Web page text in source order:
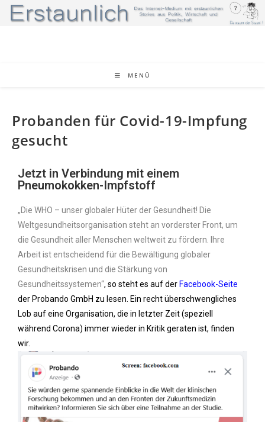
MENÜ
Probanden für Covid-19-Impfung
gesucht
Jetzt in Verbindung mit einem
Pneumokokken-Impfstoff
„Die WHO – unser globaler Hüter der Gesundheit! Die
Weltgesundheitsorganisation steht an vorderster Front, um
die Gesundheit aller Menschen weltweit zu fördern. Ihre
Arbeit ist entscheidend für die Bewältigung globaler
Gesundheitskrisen und die Stärkung von
Gesundheitssystemen“, so steht es auf der Facebook-Seite
der Probando GmbH zu lesen. Ein recht überschwengliches
Lob auf eine Organisation, die in letzter Zeit (speziell
während Corona) immer wieder in Kritik geraten ist, finden
wir.